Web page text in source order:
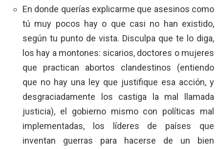
En donde querías explicarme que asesinos como
tú muy pocos hay o que casi no han existido,
según tu punto de vista. Disculpa que te lo diga,
los hay a montones: sicarios, doctores o mujeres
que practican abortos clandestinos (entiendo
que no hay una ley que justifique esa acción, y
desgraciadamente los castiga la mal llamada
justicia), el gobierno mismo con políticas mal
implementadas, los líderes de países que
inventan guerras para hacerse de un bien